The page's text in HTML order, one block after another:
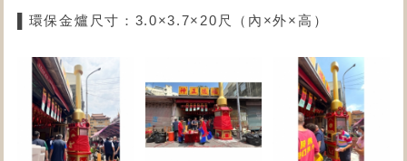
▌環保金爐尺寸：3.0×3.7×20尺（內×外×高）